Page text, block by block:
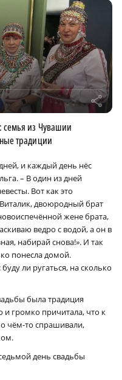
r
семья из Чувашии
традиции
и каждый день нёс
– В один из дней
Вот как это
двоюродный брат
жене брата,
ведро с водой, а он в
набирай снова!». И так
понесла домой.
ли ругаться, на сколько
была традиция
и громко причитала, что к
о чём-то спрашивали,
день свадьбы